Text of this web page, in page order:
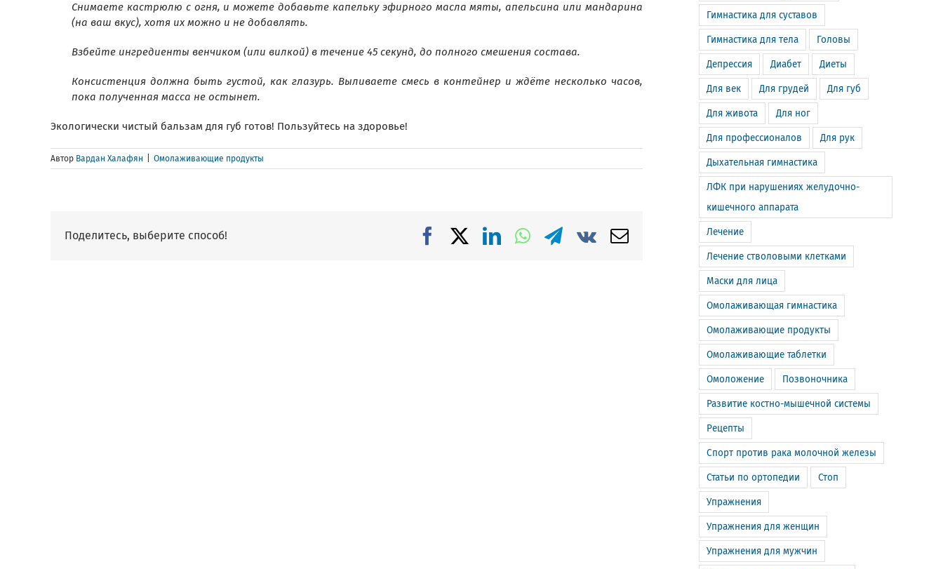
Снимаете кастрюлю с огня, и можете добавьте капельку эфирного масла мяты, апельсина или мандарина
(на ваш вкус), хотя их можно и не добавлять.
Взбейте ингредиенты венчиком (или вилкой) в течение 45 секунд, до полного смешения состава.
Консистенция должна быть густой, как глазурь. Выливаете смесь в контейнер и ждёте несколько часов,
пока полученная масса не остынет.
Экологически чистый бальзам для губ готов! Пользуйтесь на здоровье!
Автор Вардан Халафян Омолаживающие продукты
Поделитесь, выберите способ! FacebookLinkedIn
WhatsApp
Telegram
Vk Email
Гимнастика для суставов
Гимнастика для тела Головы
Депрессия Диабет Диеты
Для век Для грудей Для губ
Для живота Для ног
Для профессионалов Для рук
Дыхательная гимнастика
ЛФК при нарушениях желудочно-
кишечного аппарата
Лечение
Лечение стволовыми клетками
Маски для лица
Омолаживающая гимнастика
Омолаживающие продукты
Омолаживающие таблетки
Омоложение Позвоночника
Развитие костно-мышечной системы
Рецепты
Спорт против рака молочной железы
Статьи по ортопедии Стоп
Упражнения
Упражнения для женщин
Упражнения для мужчин